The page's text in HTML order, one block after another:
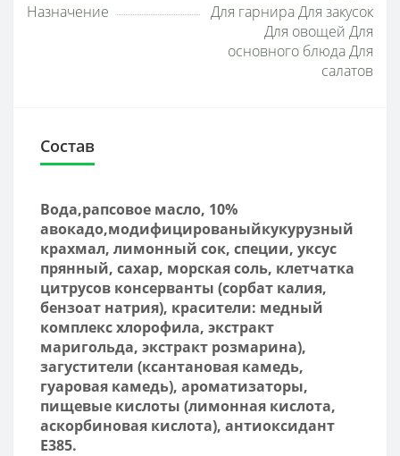
Назначение
Для гарнира Для закусок
Для овощей Для
основного блюда Для
салатов
Состав
Вода,рапсовое масло, 10%
авокадо,модифицированыйкукурузный
крахмал, лимонный сок, специи, уксус
прянный, сахар, морская соль, клетчатка
цитрусов консерванты (сорбат калия,
бензоат натрия), красители: медный
комплекс хлорофила, экстракт
маригольда, экстракт розмарина),
загустители (ксантановая камедь,
гуаровая камедь), ароматизаторы,
пищевые кислоты (лимонная кислота,
аскорбиновая кислота), антиоксидант
Е385.